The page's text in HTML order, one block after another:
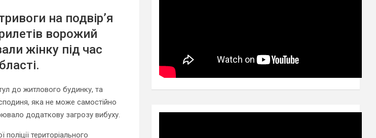
на подвір’я
ворожий
жінку під час
до житлового будинку, та
яка не може самостійно
додаткову загрозу вибуху.
територіального